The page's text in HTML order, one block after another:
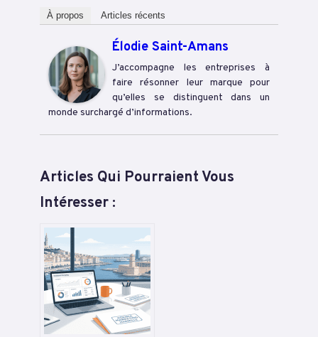
À propos Articles récents
Élodie Saint-Amans
J’accompagne les entreprises à
faire résonner leur marque pour
qu’elles se distinguent dans un
monde surchargé d’informations.
Articles Qui Pourraient Vous
Intéresser :